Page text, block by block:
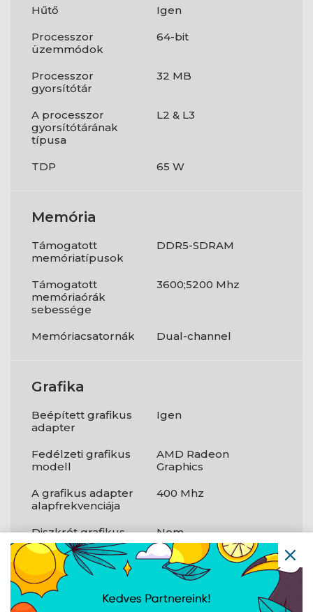
Hűtő
Igen
Processzor
üzemmódok
64-bit
Processzor
gyorsítótár
32 MB
A processzor
gyorsítótárának
típusa
L2 & L3
TDP 65 W
Memória
Támogatott
memóriatípusok
DDR5-SDRAM
Támogatott
memóriaórák
sebessége
3600;5200 Mhz
Memóriacsatornák Dual-channel
Grafika
Beépített grafikus
adapter
Igen
Fedélzeti grafikus
modell
AMD Radeon
Graphics
A grafikus adapter
alapfrekvenciája
400 Mhz
Diszkrét grafikus
adapter
Nem
Diszkrét grafikus
modell
Nem áll
rendelkezésre